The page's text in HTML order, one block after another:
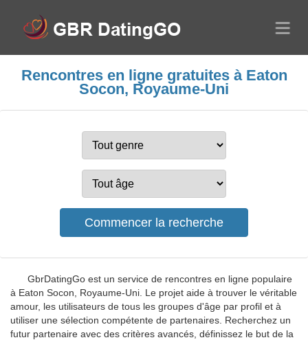
Rencontres en ligne gratuites à Eaton
Socon, Royaume-Uni
GbrDatingGo est un service de rencontres en ligne populaire
à Eaton Socon, Royaume-Uni. Le projet aide à trouver le véritable
amour, les utilisateurs de tous les groupes d'âge par profil et à
utiliser une sélection compétente de partenaires. Recherchez un
futur partenaire avec des critères avancés, définissez le but de la